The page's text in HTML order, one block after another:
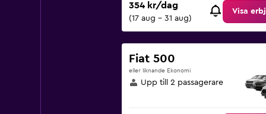
354 kr/dag
(17 aug - 31 aug)
Visa
Fiat 500
eller liknande Ekonomi
Upp till 2 passagerare